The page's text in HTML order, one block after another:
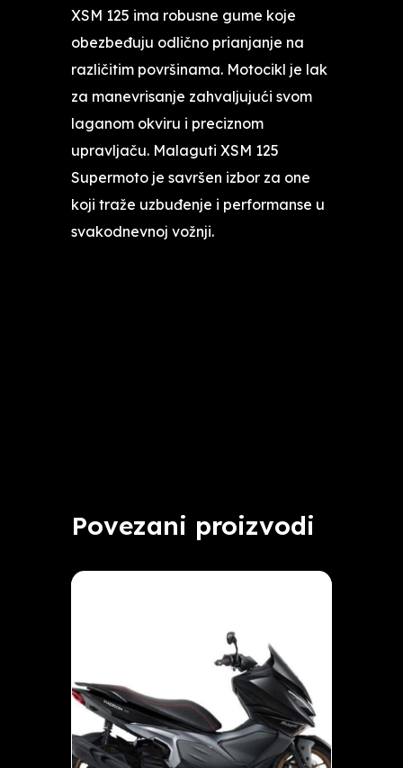
XSM 125 ima robusne gume koje
obezbeđuju odlično prianjanje na
različitim površinama. Motocikl je lak
za manevrisanje zahvaljujući svom
laganom okviru i preciznom
upravljaču. Malaguti XSM 125
Supermoto je savršen izbor za one
koji traže uzbuđenje i performanse u
svakodnevnoj vožnji.
Povezani proizvodi